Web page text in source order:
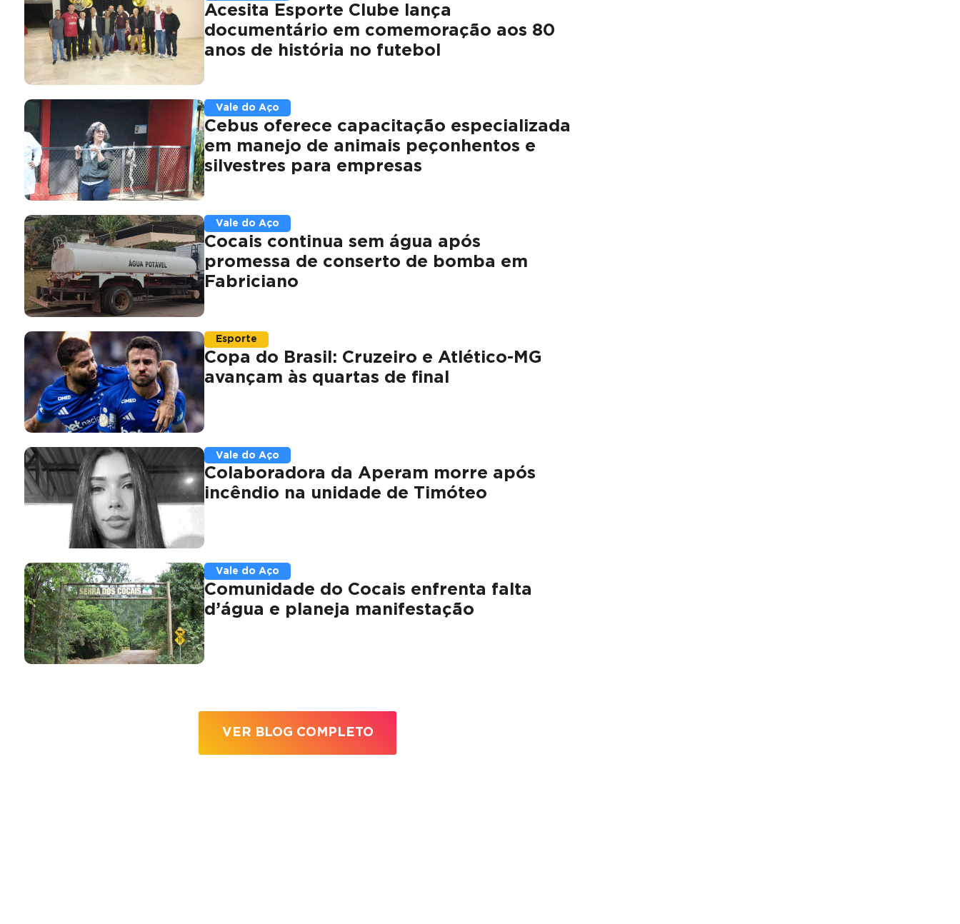
Acesita Esporte Clube lança
documentário em comemoração aos 80
anos de história no futebol
Vale do Aço
Cebus oferece capacitação especializada
em manejo de animais peçonhentos e
silvestres para empresas
Vale do Aço
Cocais continua sem água após
promessa de conserto de bomba em
Fabriciano
Esporte
Copa do Brasil: Cruzeiro e Atlético-MG
avançam às quartas de final
Vale do Aço
Colaboradora da Aperam morre após
incêndio na unidade de Timóteo
Vale do Aço
Comunidade do Cocais enfrenta falta
d’água e planeja manifestação
VER BLOG COMPLETO